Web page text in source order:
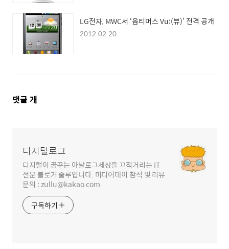
LG전자, MWC서 ‘옵티머스 Vu:(뷰)’ 전격 공개
2012.02.20
댓
댓글 개
디지털로그
디지털이 꿈꾸는 아날로그세상을 끄적거리는 IT
전문 블로거 줄루입니다. 미디어데이 참석 및 리뷰
문의 : zullu@kakao.com
구독하기